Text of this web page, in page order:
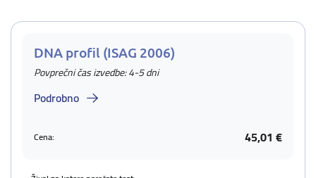
DNA profil (ISAG 2006)
Povprečni čas izvedbe: 4-5 dni
Podrobno
Cena: 45,01 €